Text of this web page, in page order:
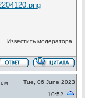
Известить модератора
Tue, 06 June 2023
10:52